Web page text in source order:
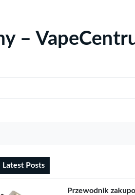
–
Latest Posts
Przewodnik